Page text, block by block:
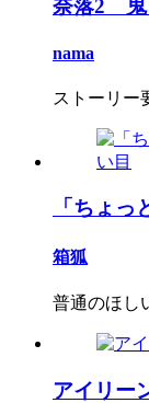
奈落2 鬼
nama
ストーリー
「ちょっ
箱狐
普通のほし
アイリー